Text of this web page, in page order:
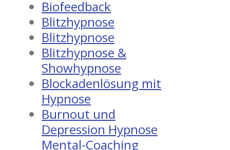
Biofeedback
Blitzhypnose
Blitzhypnose
Blitzhypnose &
Showhypnose
Blockadenlösung mit
Hypnose
Burnout und
Depression Hypnose
Mental-Coaching